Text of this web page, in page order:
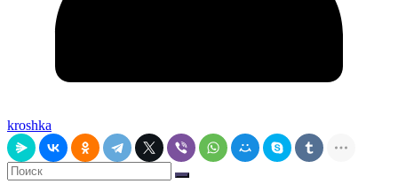
kroshka